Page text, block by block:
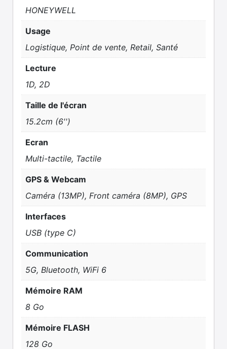
HONEYWELL
Usage
Logistique, Point de vente, Retail, Santé
Lecture
1D, 2D
Taille de l'écran
15.2cm (6'')
Ecran
Multi-tactile, Tactile
GPS & Webcam
Caméra (13MP), Front caméra (8MP), GPS
Interfaces
USB (type C)
Communication
5G, Bluetooth, WiFi 6
Mémoire RAM
8 Go
Mémoire FLASH
128 Go